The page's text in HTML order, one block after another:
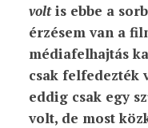
voltis ebbe a
érzésem van a
médiafelhajtás
csak felfedezték
eddig csak egy
volt, de most